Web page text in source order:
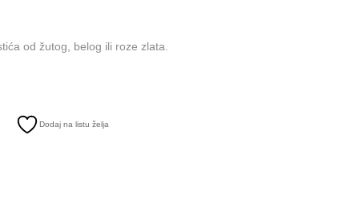
od žutog, belog ili roze zlata.
Dodaj na listu želja